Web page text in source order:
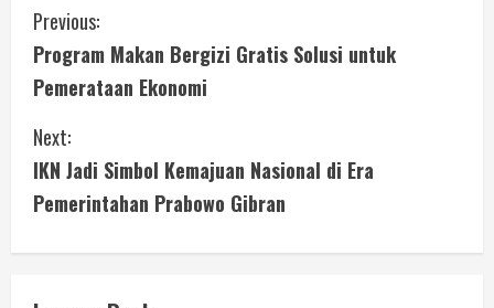
C
o
n
t
i
n
Previous:
Program Makan Bergizi Gratis Solusi untuk
Pemerataan Ekonomi
Next:
IKN Jadi Simbol Kemajuan Nasional di Era
Pemerintahan Prabowo Gibran